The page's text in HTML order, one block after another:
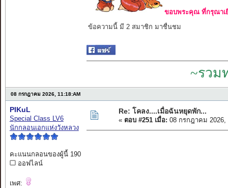
ขอบพระคุณ ที่กรุณาเ
ข้อความนี้ มี 2 สมาชิก มาชื่นชม
~รวม
08 กรกฎาคม 2026, 11:18:AM
PIKuL
Special Class LV6
นักกลอนเอกแห่งวังหลวง
คะแนนกลอนของผู้นี้ 190
ออฟไลน์
เพศ:
Re: โคลง....เมื่อฉันหยุดพัก...
« ตอบ #251 เมื่อ: 08 กรกฎาคม 2026,